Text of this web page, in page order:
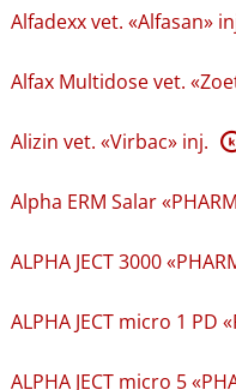
Alfadexx vet. «Alfasan»
Alfax Multidose vet.
Alizin vet. «Virbac» inj. K
Alpha ERM Salar
ALPHA JECT 3000
ALPHA JECT micro 1 PD
ALPHA JECT micro 5